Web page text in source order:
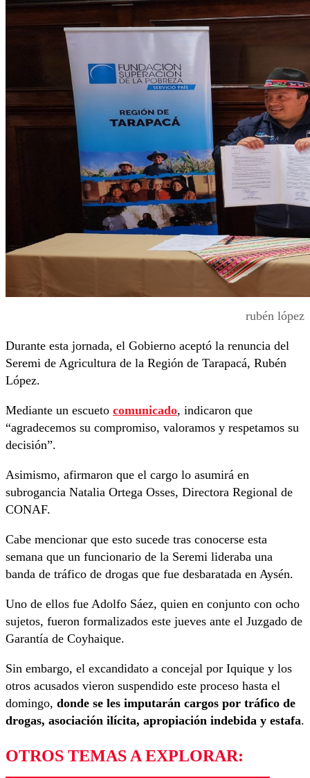
rubén lópez
Durante esta jornada, el Gobierno aceptó la renuncia del
Seremi de Agricultura de la Región de Tarapacá, Rubén
López.
Mediante un escueto comunicado, indicaron que
“agradecemos su compromiso, valoramos y respetamos su
decisión”.
Asimismo, afirmaron que el cargo lo asumirá en
subrogancia Natalia Ortega Osses, Directora Regional de
CONAF.
Cabe mencionar que esto sucede tras conocerse esta
semana que un funcionario de la Seremi lideraba una
banda de tráfico de drogas que fue desbaratada en Aysén.
Uno de ellos fue Adolfo Sáez, quien en conjunto con ocho
sujetos, fueron formalizados este jueves ante el Juzgado de
Garantía de Coyhaique.
Sin embargo, el excandidato a concejal por Iquique y los
otros acusados vieron suspendido este proceso hasta el
domingo, donde se les imputarán cargos por tráfico de
drogas, asociación ilícita, apropiación indebida y estafa.
OTROS TEMAS A EXPLORAR: